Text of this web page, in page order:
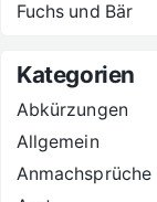
Fuchs und Bär
Kategorien
Abkürzungen
Allgemein
Anmachsprüche